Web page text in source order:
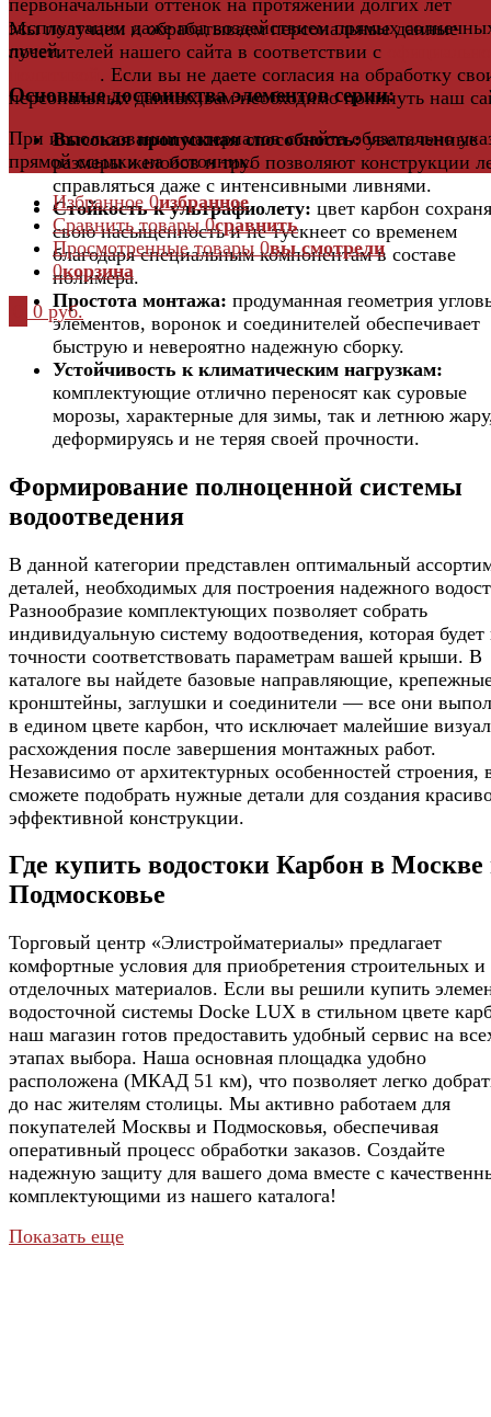
первоначальный оттенок на протяжении долгих лет
эксплуатации даже под воздействием прямых
лучей.
Основные достоинства элементов серии:
Высокая пропускная способность:увеличенные
размеры желобов и труб позволяют конструкции
справляться даже с интенсивными ливнями.
Стойкость к ультрафиолету: цвет карбон
свою насыщенность и не тускнеет со временем
благодаря специальным компонентам в составе
полимера.
Простота монтажа: продуманная геометрия
элементов, воронок и соединителей обеспечивает
быструю и невероятно надежную сборку.
Устойчивость к климатическим нагрузкам:
комплектующие отлично переносят как суровые
морозы, характерные для зимы, так и летнюю
деформируясь и не теряя своей прочности.
Формирование полноценной системы
водоотведения
В данной категории представлен оптимальный
деталей, необходимых для построения надежного
Разнообразие комплектующих позволяет собрать
индивидуальную систему водоотведения, которая будет
точности соответствовать параметрам вашей крыши. В
каталоге вы найдете базовые направляющие,
кронштейны, заглушки и соединители — все они
в едином цвете карбон, что исключает малейшие
расхождения после завершения монтажных работ.
Независимо от архитектурных особенностей строения,
сможете подобрать нужные детали для создания
эффективной конструкции.
Где купить водостоки Карбон в Москве
Подмосковье
Торговый центр «Элистройматериалы» предлагает
комфортные условия для приобретения строительных и
отделочных материалов. Если вы решили купить
водосточной системы Docke LUX в стильном цвете
наш магазин готов предоставить удобный сервис на
этапах выбора. Наша основная площадка удобно
расположена (МКАД 51 км), что позволяет легко
до нас жителям столицы. Мы активно работаем для
покупателей Москвы и Подмосковья, обеспечивая
оперативный процесс обработки заказов. Создайте
надежную защиту для вашего дома вместе с
комплектующими из нашего каталога!
Показать еще
Мы получаем и обрабатываем персональные данные
посетителей нашего сайта в соответствии с
. Если вы не даете согласия на обработку
персональных данных,вам необходимо покинуть наш
При использовании материалов с сайта обязательно
прямой ссылки на источник.
Избранное 0избранное
Сравнить товары 0сравнить
Просмотренные товары 0вы смотрели
0корзина
0 руб.